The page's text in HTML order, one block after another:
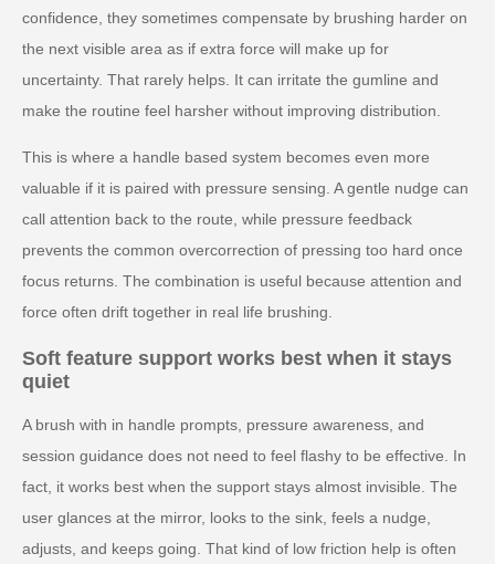
confidence, they sometimes compensate by brushing harder on
the next visible area as if extra force will make up for
uncertainty. That rarely helps. It can irritate the gumline and
make the routine feel harsher without improving distribution.
This is where a handle based system becomes even more
valuable if it is paired with pressure sensing. A gentle nudge can
call attention back to the route, while pressure feedback
prevents the common overcorrection of pressing too hard once
focus returns. The combination is useful because attention and
force often drift together in real life brushing.
Soft feature support works best when it stays
quiet
A brush with in handle prompts, pressure awareness, and
session guidance does not need to feel flashy to be effective. In
fact, it works best when the support stays almost invisible. The
user glances at the mirror, looks to the sink, feels a nudge,
adjusts, and keeps going. That kind of low friction help is often